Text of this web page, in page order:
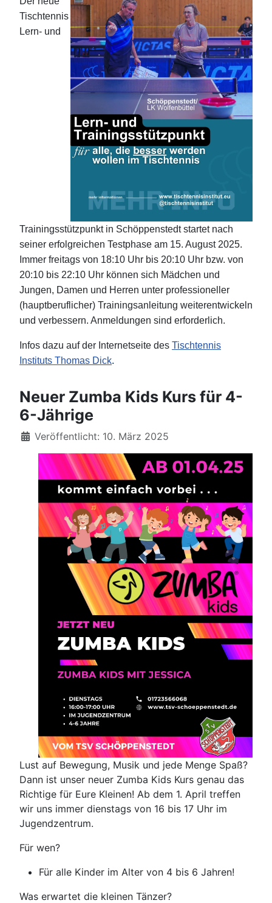
Tischtennis
Lern- und
Trainingsstützpunkt in Schöppenstedt startet nach
seiner erfolgreichen Testphase am 15. August 2025.
Immer freitags von 18:10 Uhr bis 20:10 Uhr bzw. von
20:10 bis 22:10 Uhr können sich Mädchen und
Jungen, Damen und Herren unter professioneller
(hauptberuflicher) Trainingsanleitung weiterentwickeln
und verbessern. Anmeldungen sind erforderlich.
Infos dazu auf der Internetseite des Tischtennis
Instituts Thomas Dick.
Neuer Zumba Kids Kurs für 4-
6-Jährige
Details
Veröffentlicht: 10. März 2025
Lust auf Bewegung, Musik und jede Menge Spaß?
Dann ist unser neuer Zumba Kids Kurs genau das
Richtige für Eure Kleinen! Ab dem 1. April treffen
wir uns immer dienstags von 16 bis 17 Uhr im
Jugendzentrum.
Für wen?
Für alle Kinder im Alter von 4 bis 6 Jahren!
Was erwartet die kleinen Tänzer?